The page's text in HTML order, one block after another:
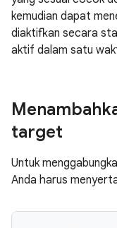
kemudian dapat
diaktifkan secara
aktif dalam satu
target
Untuk
Anda harus